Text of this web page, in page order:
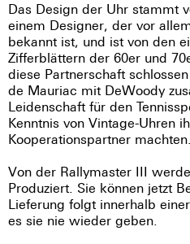
Das Design der Uhr stammt
einem Designer, der vor
bekannt ist, und ist von den
Zifferblättern der 60er und
diese Partnerschaft
de Mauriac mit DeWoody
Leidenschaft für den
Kenntnis von Vintage-Uhren
Kooperationspartner machten.
Von der Rallymaster III
Produziert. Sie können jetzt
Lieferung folgt innerhalb
es sie nie wieder geben.